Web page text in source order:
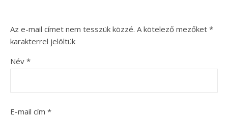
Az e-mail címet nem tesszük közzé. A kötelező mezőket *
karakterrel jelöltük
Név *
E-mail cím *